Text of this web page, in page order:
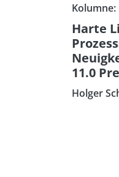
Kolumne:
Harte
11.0
Holger